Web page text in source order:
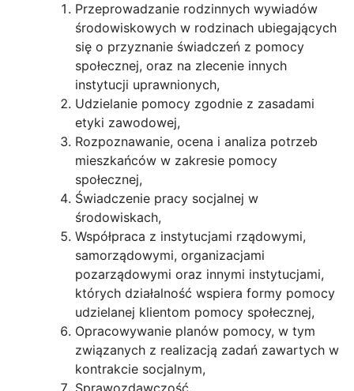
Przeprowadzanie rodzinnych wywiadów
środowiskowych w rodzinach ubiegających
się o przyznanie świadczeń z pomocy
społecznej, oraz na zlecenie innych
instytucji uprawnionych,
Udzielanie pomocy zgodnie z zasadami
etyki zawodowej,
Rozpoznawanie, ocena i analiza potrzeb
mieszkańców w zakresie pomocy
społecznej,
Świadczenie pracy socjalnej w
środowiskach,
Współpraca z instytucjami rządowymi,
samorządowymi, organizacjami
pozarządowymi oraz innymi instytucjami,
których działalność wspiera formy pomocy
udzielanej klientom pomocy społecznej,
Opracowywanie planów pomocy, w tym
związanych z realizacją zadań zawartych w
kontrakcie socjalnym,
Sprawozdawczość,